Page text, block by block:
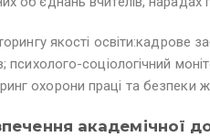
якості освіти:кадрове
психолого-соціологічний
охорони праці та безпеки
академічної